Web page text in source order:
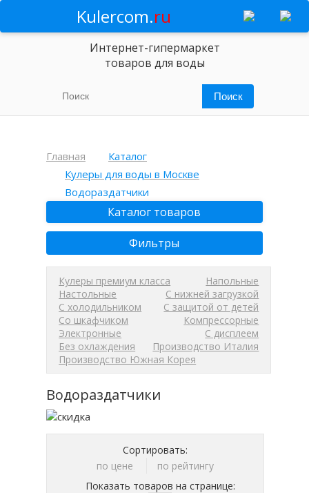
Kulercom.ru
Интернет-гипермаркет
товаров для воды
Главная
Каталог
Кулеры для воды в Москве
Водораздатчики
Каталог товаров
Фильтры
Кулеры премиум класса
Напольные
Настольные
С нижней загрузкой
С холодильником
С защитой от детей
Со шкафчиком
Компрессорные
Электронные
С дисплеем
Без охлаждения
Производство Италия
Производство Южная Корея
Водораздатчики
Сортировать:
по цене
по рейтингу
Показать товаров на странице: